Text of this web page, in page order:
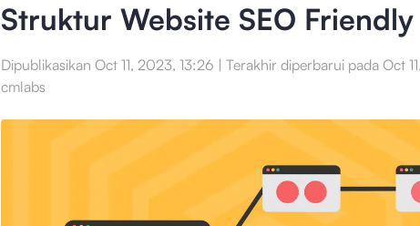
Struktur Website SEO Friendly
Dipublikasikan Oct 11, 2023, 13:26 | Terakhir diperbarui pada Oct
cmlabs